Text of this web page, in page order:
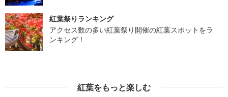
紅葉祭りランキング
アクセス数の多い紅葉祭り開催の紅葉スポットをラ
ンキング！
紅葉をもっと楽しむ